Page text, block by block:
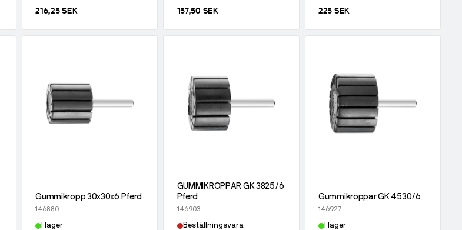
216,25 SEK 157,50 SEK 225 SEK
Gummikropp 30x30x6 Pferd
146880
I lager
GUMMIKROPPAR GK 3825/6
Pferd
146903
Beställningsvara
Gummikroppar GK 4530/6
146927
I lager